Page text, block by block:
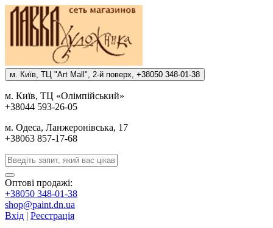
м. Киïв, ТЦ "Art Mall", 2-й поверх, +38050 348-01-38
м. Киïв, ТЦ «Олiмпiйський»
+38044 593-26-05
м. Одеса, Ланжеронiвська, 17
+38063 857-17-68
Оптові продажі:
+38050 348-01-38
shop@paint.dn.ua
Вхід | Реєстрація